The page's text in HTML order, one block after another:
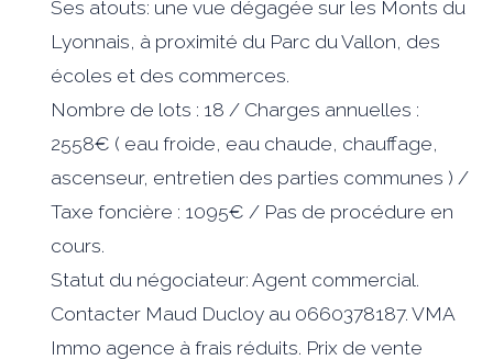
Ses atouts: une vue dégagée sur les Monts du
Lyonnais, à proximité du Parc du Vallon, des
écoles et des commerces.
Nombre de lots : 18 / Charges annuelles :
2558€ ( eau froide, eau chaude, chauffage,
ascenseur, entretien des parties communes ) /
Taxe foncière : 1095€ / Pas de procédure en
cours.
Statut du négociateur: Agent commercial.
Contacter Maud Ducloy au 0660378187. VMA
Immo agence à frais réduits. Prix de vente